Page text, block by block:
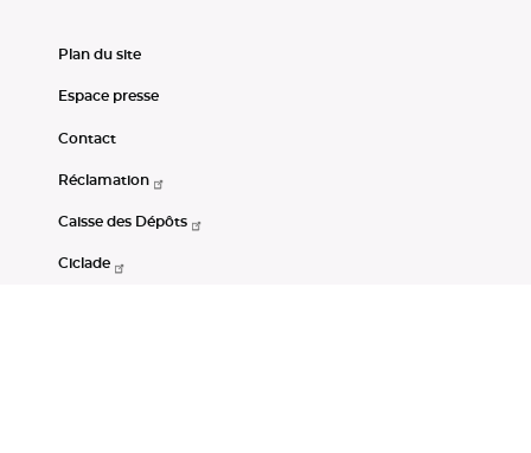
Plan du site
Espace presse
Contact
Réclamation
Caisse des Dépôts
Ciclade